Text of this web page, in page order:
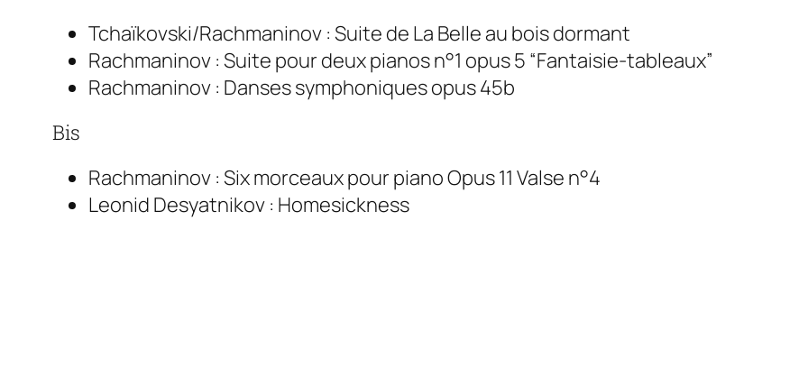
Tchaïkovski/Rachmaninov : Suite de La Belle au bois dormant
Rachmaninov : Suite pour deux pianos n°1 opus 5 “Fantaisie-tableaux”
Rachmaninov : Danses symphoniques opus 45b
Bis
Rachmaninov : Six morceaux pour piano Opus 11 Valse n°4
Leonid Desyatnikov : Homesickness